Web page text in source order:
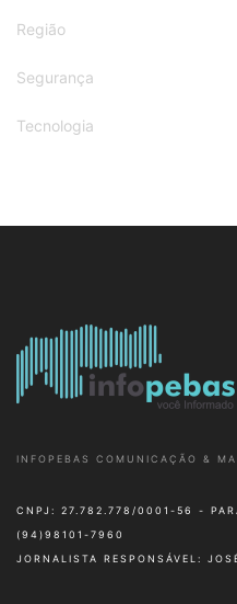
Região
Segurança
Tecnologia
INFOPEBAS COMUNICAÇÃO &
CNPJ: 27.782.778/0001-56 -
(94)98101-7960
JORNALISTA RESPONSÁVEL: